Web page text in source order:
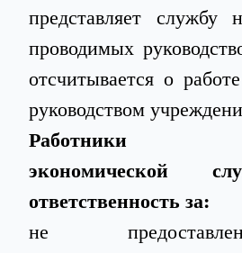
представляет службу
проводимых
отсчитывается о
руководством
Работники
экономической
ответственность за:
не